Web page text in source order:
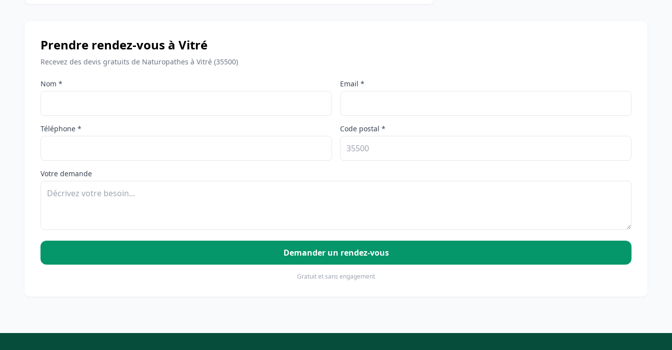
Prendre rendez-vous à Vitré
Recevez des devis gratuits de Naturopathes à Vitré (35500)
Nom * Email *
Téléphone * Code postal *
Votre demande
Demander un rendez-vous
Gratuit et sans engagement